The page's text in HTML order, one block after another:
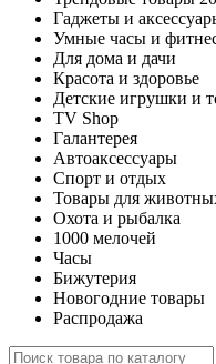
Гаджеты и
Умные часы и
Для дома и дачи
Красота и здоровье
Детские игрушки и
TV Shop
Галантерея
Автоаксессуары
Спорт и отдых
Товары для
Охота и рыбалка
1000 мелочей
Часы
Бижутерия
Новогодние товары
Распродажа